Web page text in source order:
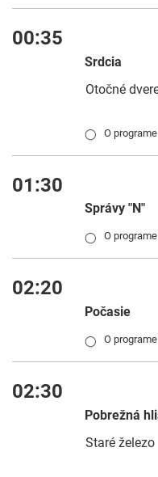
00:35
Srdcia
Otočné
◯ O programe
01:30
Správy "N"
◯ O programe
02:20
Počasie
◯ O programe
02:30
Pobrežná
Staré železo